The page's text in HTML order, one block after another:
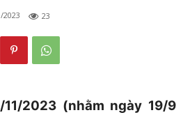
2023 23
2023 (nhằm ngày 19/9